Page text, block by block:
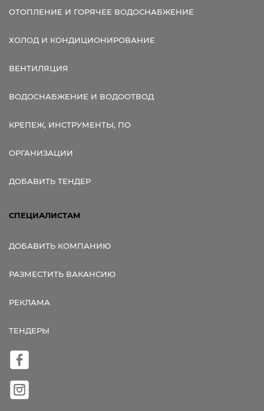
ОТОПЛЕНИЕ И ГОРЯЧЕЕ ВОДОСНАБЖЕНИЕ
ХОЛОД И КОНДИЦИОНИРОВАНИЕ
ВЕНТИЛЯЦИЯ
ВОДОСНАБЖЕНИЕ И ВОДООТВОД
КРЕПЕЖ, ИНСТРУМЕНТЫ, ПО
ОРГАНИЗАЦИИ
ДОБАВИТЬ ТЕНДЕР
СПЕЦИАЛИСТАМ
ДОБАВИТЬ КОМПАНИЮ
РАЗМЕСТИТЬ ВАКАНСИЮ
РЕКЛАМА
ТЕНДЕРЫ